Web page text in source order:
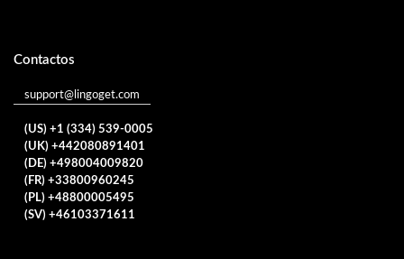
Contactos
support@lingoget.com
(US) +1 (334) 539-0005
(UK) +442080891401
(DE) +498004009820
(FR) +33800960245
(PL) +48800005495
(SV) +46103371611